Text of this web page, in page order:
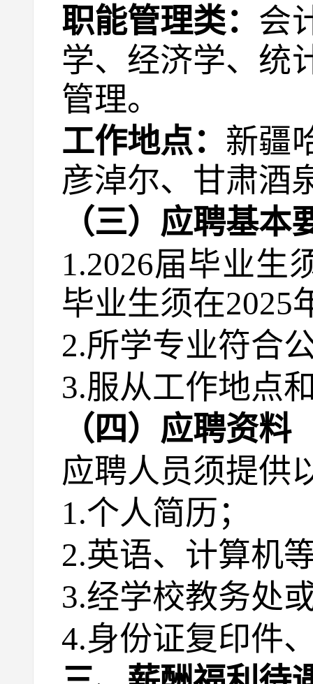
职能管理类： 会
学、经济学、统
管理。
工作地点： 新疆
彦淖尔、甘肃酒
（三）应聘基本
1.2026届毕业生
毕业生须在2025
2.所学专业符合
3.服从工作地点
（四）应聘资料
应聘人员须提供
1.个人简历；
2.英语、计算机
3.经学校教务处
4.身份证复印件